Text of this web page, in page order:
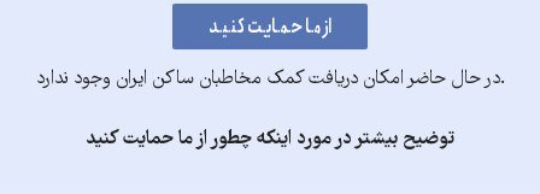
.در حال حاضر امکان دریافت کمک مخاطبان ساکن ایران وجود ندارد
توضیح بیشتر در مورد اینکه چطور از ما حمایت کنید